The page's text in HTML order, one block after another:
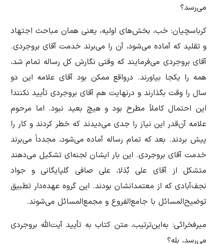
می‌رسد؟
کرباسچیان: خب، بخش‌های اولیه، یعنی همان مباحث اجتهاد
و تقلید که آماده می‌شود، آن را می‌برند خدمت آقای بروجردی.
آقای بروجردی می‌فرمایند که وقتی نگارش کل رساله تمام شد،
همه را یکجا بیاورند. درواقع ممکن بود آقای علامه این دو
سال را وقت بگذارند و درنهایت هم آقای بروجردی تأیید نکنند!
این احتمال کاملاً مطرح بود و هیچ بعید نبود. اما مرحوم
علامه آن‌قدر این نیاز را جدی می‌دیدند که خطر کردند و کار را
پیش بردند. بعد که تمام رساله آماده می‌شود، مجدداً می‌برند
خدمت آقای بروجردی. این بار ایشان لجنه‌ای تشکیل می‌دهند
متشکل از آقای علی بُدَلا، علی صافی گلپایگانی و جواد
نجف‌آبادی که از معتمدانشان بودند. این گروه عهده‌دار تطبیق
توضیح‌المسائل با جامع‌الفروع و مجمع‌المسائل می‌شوند.
میرفخرائی: به‌این‌ترتیب، متن کتاب به تأیید آیت‌الله بروجردی
می‌رسد، بله؟